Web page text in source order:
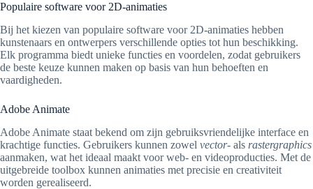
Populaire software voor 2D-animaties
Bij het kiezen van populaire software voor 2D-animaties hebben
kunstenaars en ontwerpers verschillende opties tot hun beschikking.
Elk programma biedt unieke functies en voordelen, zodat gebruikers
de beste keuze kunnen maken op basis van hun behoeften en
vaardigheden.
Adobe Animate
Adobe Animate staat bekend om zijn gebruiksvriendelijke interface en
krachtige functies. Gebruikers kunnen zowel vector- als rastergraphics
aanmaken, wat het ideaal maakt voor web- en videoproducties. Met de
uitgebreide toolbox kunnen animaties met precisie en creativiteit
worden gerealiseerd.